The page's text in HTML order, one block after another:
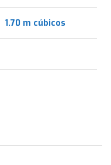
1.70 m cúbicos